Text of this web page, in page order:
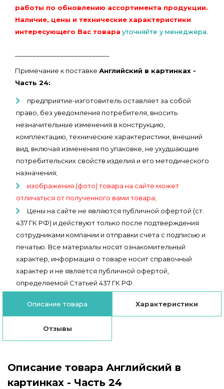
работы по обновлению ассортимента продукции.
Наличие, цены и технические характеристики
интересующего Вас товара уточняйте у менеджера.
Примечание к поставке Английский в картинках -
Часть 24:
предприятие-изготовитель оставляет за собой
право, без уведомления потребителя, вносить
незначительные изменения в конструкцию,
комплектацию, технические характеристики, внешний
вид, включая изменения по упаковке, не ухудшающие
потребительских свойств изделия и его методического
назначения;
изображения (фото) товара на сайте может
отличаться от полученного вами товара;
Цены на сайте не являются публичной офертой (ст.
437 ГК РФ) и действуют только после подтверждения
сотрудниками компании и отправки счёта с подписью и
печатью. Все материалы носят ознакомительный
характер, информация о товаре носит справочный
характер и не является публичной офертой,
определяемой Статьей 437 ГК РФ.
Описание товара Характеристики
Отзывы
Описание товара Английский в
картинках - Часть 24